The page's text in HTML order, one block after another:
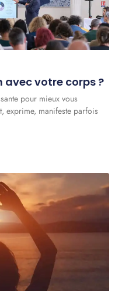
avec votre corps ?
pour mieux vous
exprime, manifeste parfois